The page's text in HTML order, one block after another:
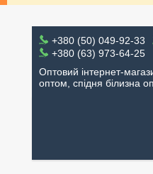
+380 (50) 049-92-33
+380 (63) 973-64-25
Оптовий інтернет-
оптом, спідня білизна